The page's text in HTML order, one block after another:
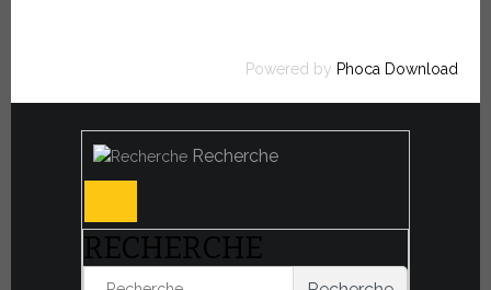
Powered by Phoca Download
Recherche
RECHERCHE